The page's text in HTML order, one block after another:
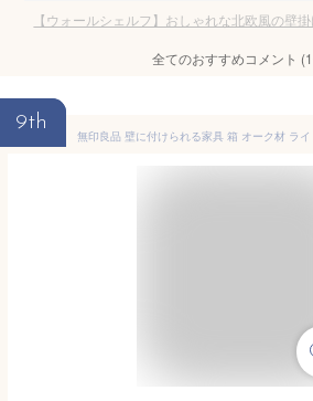
【ウォールシェルフ】おしゃれな北欧風の壁
全てのおすすめコメント (1
9th